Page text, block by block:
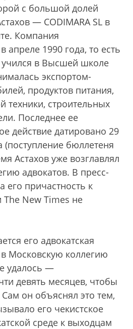
с большой долей
— CODIMARA SL в
Компания
апреле 1990 года, то есть
учился в Высшей школе
экспортом-
продуктов питания,
техники, строительных
Последнее ее
действие датировано 29
(поступление бюллетеня
Астахов уже возглавлял
адвокатов. В пресс-
его причастность к
The New Times не
его адвокатская
Московскую коллегию
удалось —
девять месяцев, чтобы
он объяснял это тем,
его чекистское
среде к выходцам